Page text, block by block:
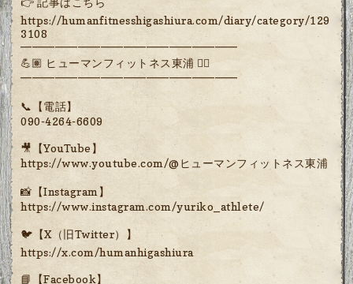
https://humanfitnesshigashiura.com/diary/category/129
3108
━━━━━━━━━━━━━━━━━━━
💪🏽 ヒューマンフィットネス東浦 🏋️‍♀️
━━━━━━━━━━━━━━━━━━━
📞【電話】
090-4264-6609
🎥【YouTube】
https://www.youtube.com/@ヒューマンフィットネス東浦
📸【Instagram】
https://www.instagram.com/yuriko_athlete/
🐦【X（旧Twitter）】
https://x.com/humanhigashiura
📘【Facebook】